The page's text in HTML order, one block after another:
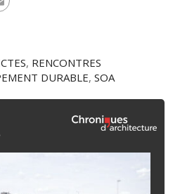
, RENCONTRES
DURABLE,SOA